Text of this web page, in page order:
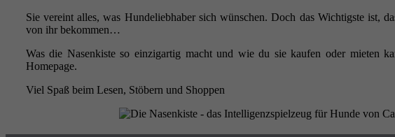
Sie vereint alles, was Hundeliebhaber sich wünschen. Doch das Wichtigste ist,
von ihr bekommen…
Was die Nasenkiste so einzigartig macht und wie du sie kaufen oder mieten
Homepage.
Viel Spaß beim Lesen, Stöbern und Shoppen